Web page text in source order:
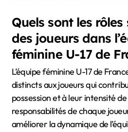
Quels sont les
des joueurs dans
féminine U-17 de
L’équipe féminine U-17 de
distincts aux joueurs qui
possession et à leur intensité
responsabilités de chaque
améliorer la dynamique de